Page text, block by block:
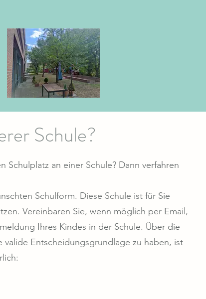
Schule?
an einer Schule? Dann verfahren
Schulform. Diese Schule ist für Sie
Vereinbaren Sie, wenn möglich per Email,
Ihres Kindes in der Schule. Über die
Entscheidungsgrundlage zu haben, ist